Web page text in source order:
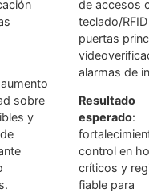
sobre
y
de accesos
teclado/
puertas
alarmas de
Resultado
esperado:
control en
críticos y
fiable para